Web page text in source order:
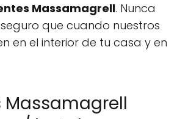
Massamagrell. Nunca
que cuando nuestros
en el interior de tu casa y en
Massamagrell